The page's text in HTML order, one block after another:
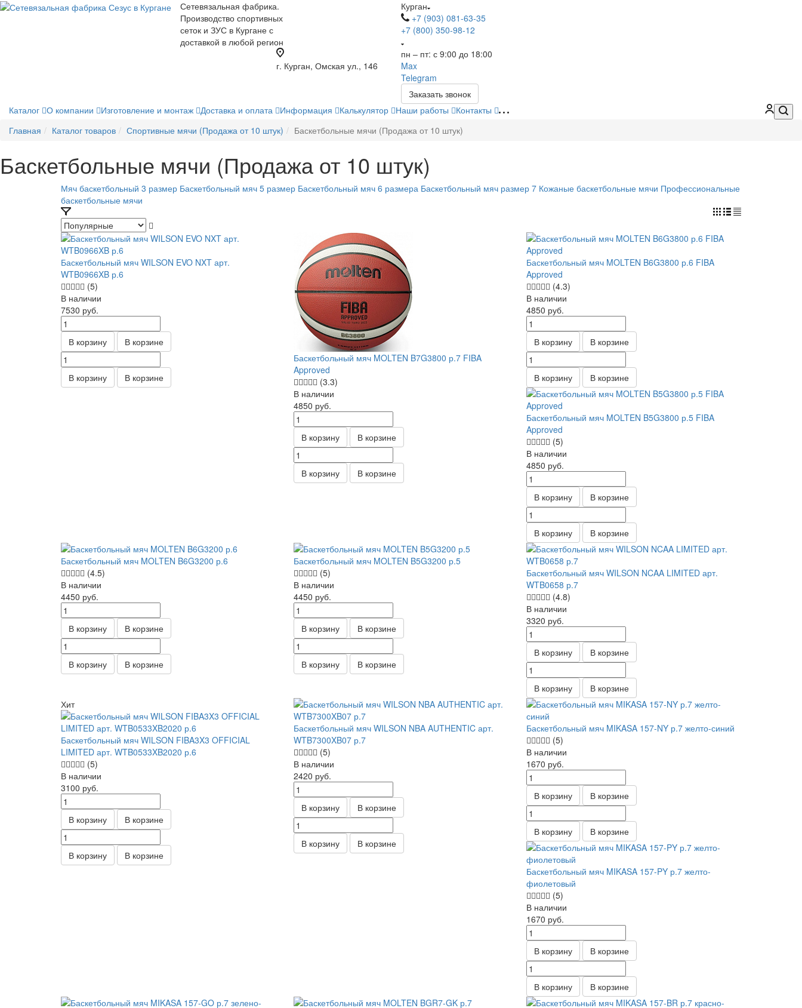
Сетевязальная фабрика.
Производство спортивных
сеток и ЗУС в Кургане с
доставкой в любой регион
Курган
+7 (903) 081-63-35
+7 (800) 350-98-12
пн – пт: с 9:00 до 18:00
Max
Telegram
Заказать звонок
г. Курган, Омская ул., 146
Каталог О компании Изготовление и монтаж Доставка и оплата Информация Калькулятор Наши работы
Контакты
Главная
Каталог товаров Спортивные мячи (Продажа от 10 штук) Баскетбольные мячи (Продажа от 10 штук)
Баскетбольные мячи (Продажа от 10 штук)
Мяч баскетбольный 3 размер Баскетбольный мяч 5 размер Баскетбольный мяч 6 размера Баскетбольный мяч размер 7 Кожаные баскетбольные мячи Профессиональные
баскетбольные мячи
Баскетбольный мяч WILSON EVO NXT арт.
WTB0966XB р.6
(5)
В наличии
7530 руб.
В корзину В корзине
В корзину В корзине
Баскетбольный мяч MOLTEN B7G3800 р.7 FIBA
Approved
(3.3)
В наличии
4850 руб.
В корзину В корзине
В корзину В корзине
Баскетбольный мяч MOLTEN B6G3800 р.6 FIBA
Approved
(4.3)
В наличии
4850 руб.
В корзину В корзине
В корзину В корзине
Баскетбольный мяч MOLTEN B5G3800 р.5 FIBA
Approved
(5)
В наличии
4850 руб.
В корзину В корзине
В корзину В корзине
Баскетбольный мяч MOLTEN B6G3200 р.6
(4.5)
В наличии
4450 руб.
В корзину В корзине
В корзину В корзине
Баскетбольный мяч MOLTEN B5G3200 р.5
(5)
В наличии
4450 руб.
В корзину В корзине
В корзину В корзине
Баскетбольный мяч WILSON NCAA LIMITED арт.
WTB0658 р.7
(4.8)
В наличии
3320 руб.
В корзину В корзине
В корзину
В корзине
Хит
Баскетбольный мяч WILSON FIBA3X3 OFFICIAL
LIMITED арт. WTB0533XB2020 р.6
(5)
В наличии
3100 руб.
В корзину В корзине
В корзину В корзине
Баскетбольный мяч WILSON NBA AUTHENTIC арт.
WTB7300XB07 р.7
(5)
В наличии
2420 руб.
В корзину В корзине
В корзину В корзине
Баскетбольный мяч MIKASA 157-NY р.7 желто-синий
(5)
В наличии
1670 руб.
В корзину В корзине
В корзину В корзине
Баскетбольный мяч MIKASA 157-PY р.7 желто-
фиолетовый
(5)
В наличии
1670 руб.
В корзину В корзине
В корзину В корзине